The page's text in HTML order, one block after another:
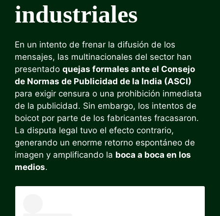
industriales
En un intento de frenar la difusión de los
mensajes, las multinacionales del sector han
presentado quejas formales ante el Consejo
de Normas de Publicidad de la India (ASCI)
para exigir censura o una prohibición inmediata
de la publicidad. Sin embargo, los intentos de
boicot por parte de los fabricantes fracasaron.
La disputa legal tuvo el efecto contrario,
generando un enorme retorno espontáneo de
imagen y amplificando la boca a boca en los
medios.